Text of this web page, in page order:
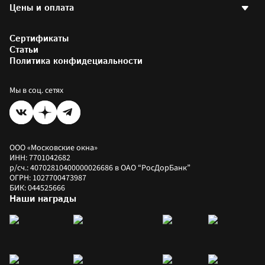
Наши проекты
Написать директору
Фотогалерея
Готовые окна
Остекление балконов
Остекление загородных домов
Установка пластиковых окон
Коммерческое остекление
Цены и оплата
Калькулятор окон РЕХАУ
Цены на окна
Как купить
Сертификаты
Статьи
Политика конфидециальности
Мы в соц. сетях
ООО «Московские окна»
ИНН: 7701042682
БИК: 044525666
р/сч.: 40702810400000026686 в ОАО “РосДорБанк”
ОГРН: 1027700473987
Наши награды